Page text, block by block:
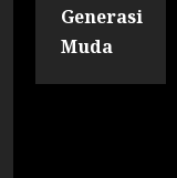
Generasi
Muda